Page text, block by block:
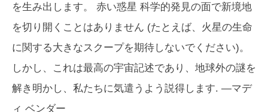
を生み出します。 赤い惑星 科学的発見の面で新境地
を切り開くことはありません (たとえば、火星の生命
に関する大きなスクープを期待しないでください)。
しかし、これは最高の宇宙記述であり、地球外の謎を
解き明かし、私たちに気遣うよう説得します. —マデ
ィ ベンダー